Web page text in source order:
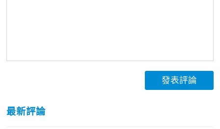
發表評論
最新評論